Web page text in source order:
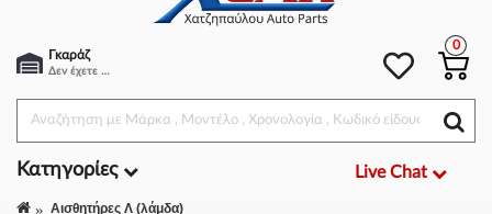
Γκαράζ
Δεν έχετε επιλέξει αμάξι.
0
Κατηγορίες Live Chat
Αισθητήρες Λ (λάμδα)
Φίλτρα